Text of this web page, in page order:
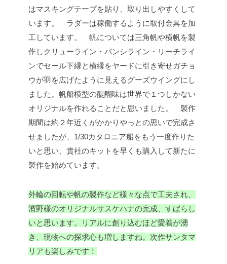
はマスキングテープを貼り、取り出しやすくして
います。
ラダーは稼働するように取付金具を加
工しています。
帆については三角帆や横帆を製
作しクリューライン・バンシライン・リーチライ
ンでセール下縁と横縁をヤードに引き寄せガチョ
ウが羽を広げたように見えるグーズウイングにし
ました。 帆船模型の醍醐味は世界で１つしかない
オリジナルを作れることだと思いました。
製作
期間は約２年近くがかかりやっとの思いで完成さ
せましたが、1/30カタロニア船をもう一度作りた
いと思い、貴社のキットを早くも購入して新たに
製作を始めています。
外輪の回転や帆の製作など様々な点で工夫され、
濱野様のオリジナルサスケハナの完成、すばらし
いと思います。リアルに創り込むほど愛着が湧
き、現物への探求心も増しますね。次作サンタマ
リアも楽しみです！